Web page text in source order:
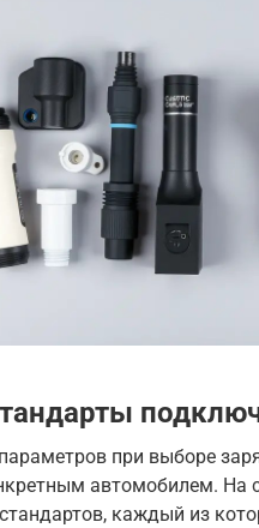
при выборе
автомобилем. На
каждый из